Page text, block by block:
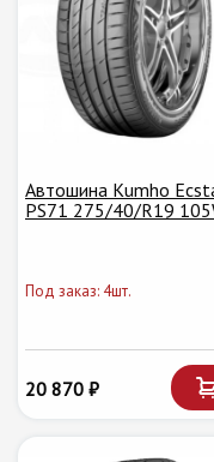
Автошина Kumho
PS71 275/40/R19
Под заказ: 4шт.
20 870 ₽